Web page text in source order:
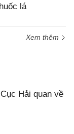
lá
Xem thêm
Hải quan về